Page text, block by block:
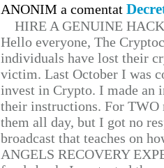
ANONIM a comentat
HIRE A GENUINE
Hello everyone, The
individuals have lost their
victim. Last October I was
invest in Crypto. I made
their instructions. For TWO
them all day, but I got no
broadcast that teaches on
ANGELS RECOVERY